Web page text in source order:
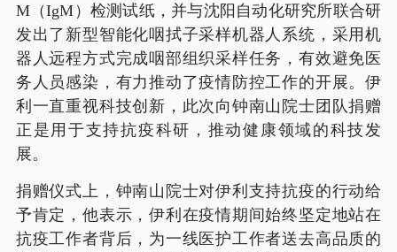
M（IgM）检测试纸，并与沈阳自动化研究所联合研
发出了新型智能化咽拭子采样机器人系统，采用机
器人远程方式完成咽部组织采样任务，有效避免医
务人员感染，有力推动了疫情防控工作的开展。伊
利一直重视科技创新，此次向钟南山院士团队捐赠
正是用于支持抗疫科研，推动健康领域的科技发
展。
捐赠仪式上，钟南山院士对伊利支持抗疫的行动给
予肯定，他表示，伊利在疫情期间始终坚定地站在
抗疫工作者背后，为一线医护工作者送去高品质的